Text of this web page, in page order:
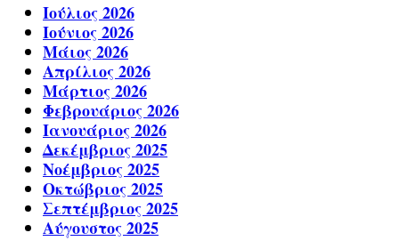
Ιούλιος 2026
Ιούνιος 2026
Μάιος 2026
Απρίλιος 2026
Μάρτιος 2026
Φεβρουάριος 2026
Ιανουάριος 2026
Δεκέμβριος 2025
Νοέμβριος 2025
Οκτώβριος 2025
Σεπτέμβριος 2025
Αύγουστος 2025